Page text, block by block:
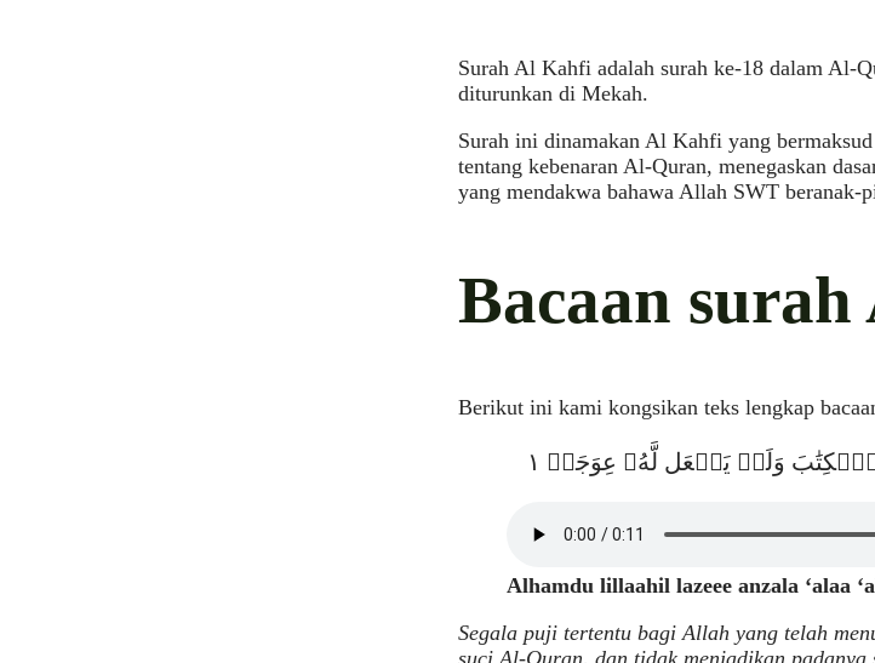
Surah Al Kahfi adalah surah ke-18 dalam Al-
diturunkan di Mekah.
Surah ini dinamakan Al Kahfi yang
tentang kebenaran Al-Quran, menegaskan
yang mendakwa bahawa Allah SWT beranak-
Bacaan
Berikut ini kami kongsikan teks lengkap
وَلَمۡ يَجۡعَل لَّهُۥ عِوَجَاۜ ١
Alhamdu lillaahil lazeee anzala ‘alaa
Segala puji tertentu bagi Allah yang telah